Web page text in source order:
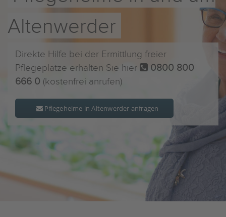
Altenwerder
Direkte Hilfe bei der Ermittlung freier
Pflegeplätze erhalten Sie hier
0800 800
666 0 (kostenfrei anrufen)
Pflegeheime in Altenwerder anfragen